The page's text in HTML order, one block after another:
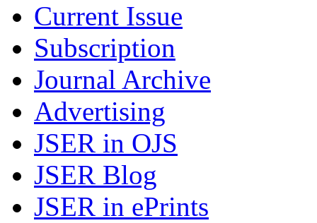
Current Issue
Subscription
Journal Archive
Advertising
JSER in OJS
JSER Blog
JSER in ePrints